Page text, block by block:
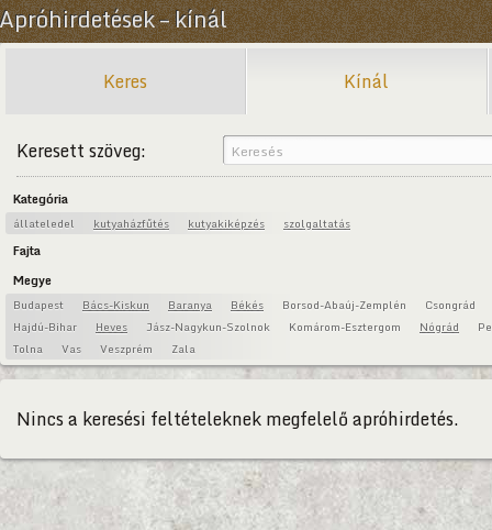
Apróhirdetések – kínál
Keres Kínál
Keresett szöveg:
Kategória
állateledel kutyaházfűtés kutyakiképzés szolgaltatás
Fajta
Megye
Budapest Bács-Kiskun Baranya Békés Borsod-Abaúj-Zemplén
Csongrád
Hajdú-Bihar
Heves Jász-Nagykun-Szolnok Komárom-Esztergom Nógrád
Tolna
Vas Veszprém Zala
Nincs a keresési feltételeknek megfelelő apróhirdetés.